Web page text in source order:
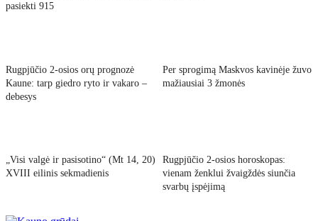
pasiekti 915
Rugpjūčio 2-osios orų prognozė
Kaune: tarp giedro ryto ir vakaro –
debesys
Per sprogimą Maskvos kavinėje žuvo
mažiausiai 3 žmonės
„Visi valgė ir pasisotino“ (Mt 14, 20)
XVIII eilinis sekmadienis
Rugpjūčio 2-osios horoskopas:
vienam ženklui žvaigždės siunčia
svarbų įspėjimą